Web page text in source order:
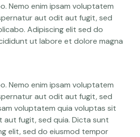
Nemo enim ipsam voluptatem
aut odit aut fugit, sed
Adipiscing elit sed do
ut labore et dolore magna
Nemo enim ipsam voluptatem
aut odit aut fugit, sed
voluptatem quia voluptas sit
fugit, sed quia. Dicta sunt
elit, sed do eiusmod tempor